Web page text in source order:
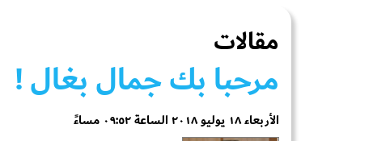
مقالات
مرحبا بك جمال بغال !
الأربعاء ١٨ يوليو ٢٠١٨ الساعة ٠٩:٥٢ مساءً